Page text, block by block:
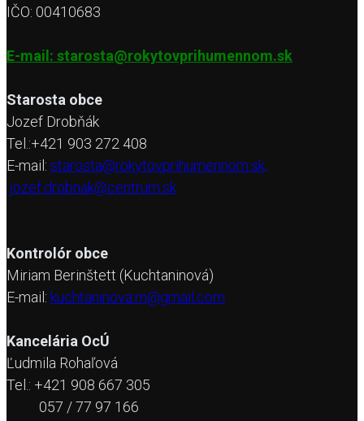
IČO: 00410683
E-mail: starosta@rokytovprihumennom.sk
Starosta obce
Jozef Drobňák
Tel.:+421 903 272 408
E-mail: starosta@rokytovprihumennom.sk,
jozef.drobnak@centrum.sk
Kontrolór obce
Miriam Berinštett (Kuchtaninová)
E-mail: kuchtaninova.m@gmail.com
Kancelária OcÚ
Ľudmila Rohaľová
Tel.: +421 908 667 305
057 / 77 97 166